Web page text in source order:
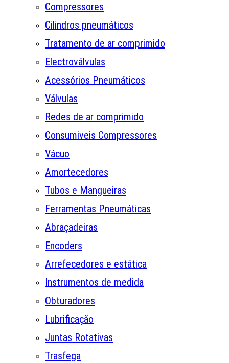
Compressores
Cilindros pneumáticos
Tratamento de ar comprimido
Electroválvulas
Acessórios Pneumáticos
Válvulas
Redes de ar comprimido
Consumiveis Compressores
Vácuo
Amortecedores
Tubos e Mangueiras
Ferramentas Pneumáticas
Abraçadeiras
Encoders
Arrefecedores e estática
Instrumentos de medida
Obturadores
Lubrificação
Juntas Rotativas
Trasfega